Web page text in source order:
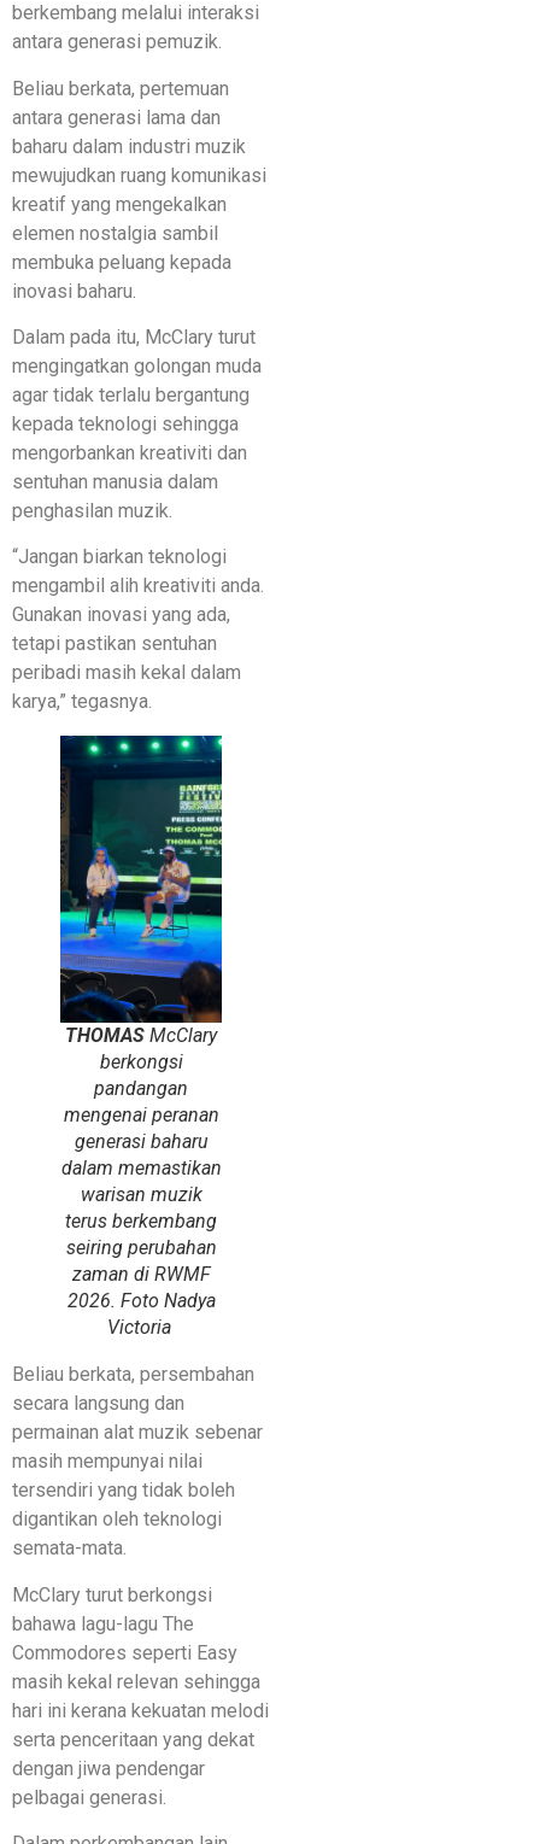
berkembang melalui interaksi
antara generasi pemuzik.
Beliau berkata, pertemuan
antara generasi lama dan
baharu dalam industri muzik
mewujudkan ruang komunikasi
kreatif yang mengekalkan
elemen nostalgia sambil
membuka peluang kepada
inovasi baharu.
Dalam pada itu, McClary turut
mengingatkan golongan muda
agar tidak terlalu bergantung
kepada teknologi sehingga
mengorbankan kreativiti dan
sentuhan manusia dalam
penghasilan muzik.
“Jangan biarkan teknologi
mengambil alih kreativiti anda.
Gunakan inovasi yang ada,
tetapi pastikan sentuhan
peribadi masih kekal dalam
karya,” tegasnya.
THOMAS McClary
berkongsi
pandangan
mengenai peranan
generasi baharu
dalam memastikan
warisan muzik
terus berkembang
seiring perubahan
zaman di RWMF
2026. Foto Nadya
Victoria
Beliau berkata, persembahan
secara langsung dan
permainan alat muzik sebenar
masih mempunyai nilai
tersendiri yang tidak boleh
digantikan oleh teknologi
semata-mata.
McClary turut berkongsi
bahawa lagu-lagu The
Commodores seperti Easy
masih kekal relevan sehingga
hari ini kerana kekuatan melodi
serta penceritaan yang dekat
dengan jiwa pendengar
pelbagai generasi.